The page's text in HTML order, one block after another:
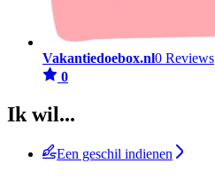
Vakantiedoebox.nl0 Reviews
0
Ik wil...
Een geschil indienen